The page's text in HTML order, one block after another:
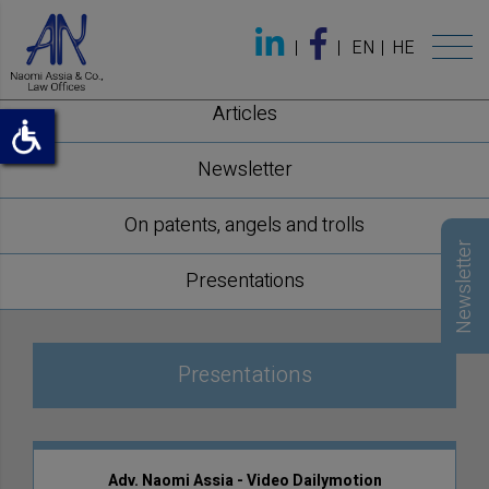
HE
EN
Articles
Newsletter
On patents, angels and trolls
Presentations
Presentations
Adv. Naomi Assia - Video Dailymotion
Newsletter